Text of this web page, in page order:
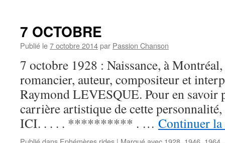
7 OCTOBRE
Publié le7 octobre 2014par Passion Chanson
7 octobre 1928 : Naissance, à
romancier, auteur, compositeur et
Raymond LEVESQUE. Pour en savoir
carrière artistique de cette
ICI. . . . . ********** . … Continuer